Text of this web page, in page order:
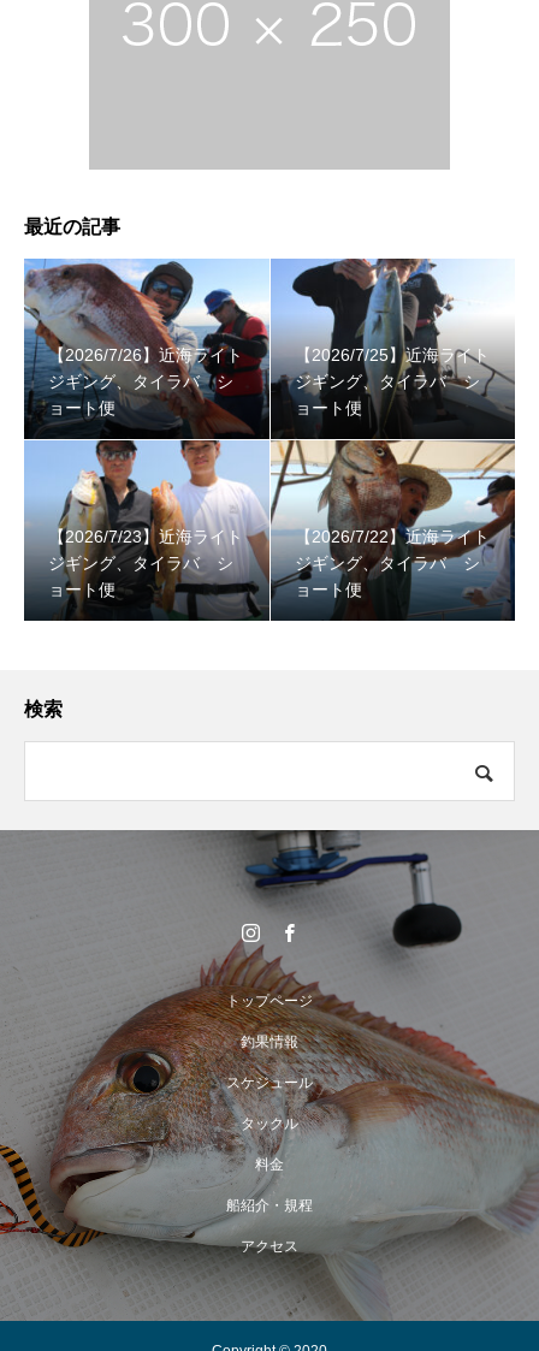
最近の記事
【2026/7/26】近海ライト
ジギング、タイラバ シ
ョート便
【2026/7/25】近海ライト
ジギング、タイラバ シ
ョート便
【2026/7/23】近海ライト
ジギング、タイラバ シ
ョート便
【2026/7/22】近海ライト
ジギング、タイラバ シ
ョート便
検索
トップページ
釣果情報
スケジュール
タックル
料金
船紹介・規程
アクセス